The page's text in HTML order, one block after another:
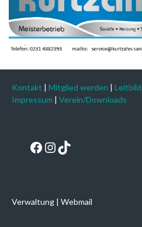
Kontakt | Mitglied werden | Leitbild
Impressum | Verein/Downloads
Facebook
Instagram
TikTok
Verwaltung | Webmail